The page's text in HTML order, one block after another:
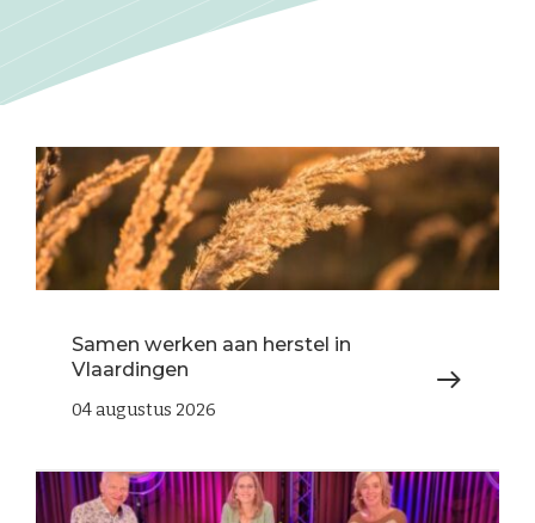
Samen werken aan herstel in
Vlaardingen
04 augustus 2026